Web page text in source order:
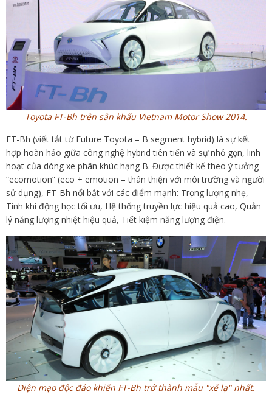
Toyota FT-Bh trên sân khấu Vietnam Motor Show 2014.
FT-Bh (viết tắt từ Future Toyota – B segment hybrid) là sự kết
hợp hoàn hảo giữa công nghệ hybrid tiên tiến và sự nhỏ gọn, linh
hoạt của dòng xe phân khúc hạng B. Được thiết kế theo ý tưởng
“ecomotion” (eco + emotion – thân thiện với môi trường và người
sử dụng), FT-Bh nổi bật với các điểm mạnh: Trọng lượng nhẹ,
Tính khí động học tối ưu, Hệ thống truyền lực hiệu quả cao, Quản
lý năng lượng nhiệt hiệu quả, Tiết kiệm năng lượng điện.
Diện mạo độc đáo khiến FT-Bh trở thành mẫu "xế lạ" nhất.